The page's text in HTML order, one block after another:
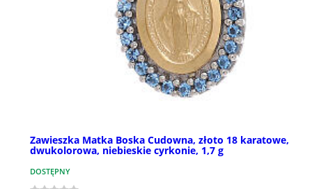
Zawieszka Matka Boska Cudowna, złoto 18 karatowe,
dwukolorowa, niebieskie cyrkonie, 1,7 g
DOSTĘPNY